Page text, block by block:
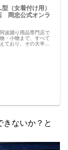
（女着付け用）
岡忠公式オンラ
波踊り用品専門店で
・小物まで、すべて
ており、その大半を
きないか？と